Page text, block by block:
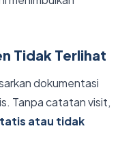
Tidak Terlihat
dokumentasi
Tanpa catatan visit,
atau tidak